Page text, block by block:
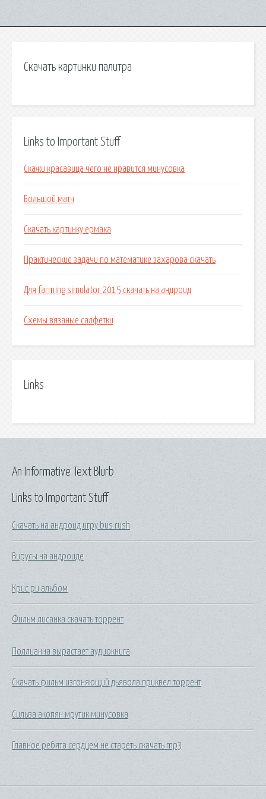
Скачать картинки палитра
Links to Important Stuff
Скажи красавица чего не нравится минусовка
Большой матч
Скачать картинку ермака
Практические задачи по математике захарова скачать
Для farming simulator 2015 скачать на андроид
Схемы вязаные салфетки
Links
Links to Important Stuff
Скачать на андроид игру bus rush
Вирусы на андроиде
Крис ри альбом
Фильм лисанка скачать торрент
Поллианна вырастает аудиокнига
Скачать фильм изгоняющий дьявола приквел торрент
Сильва акопян мрутик минусовка
Главное ребята сердцем не стареть скачать mp3
An Informative Text Blurb